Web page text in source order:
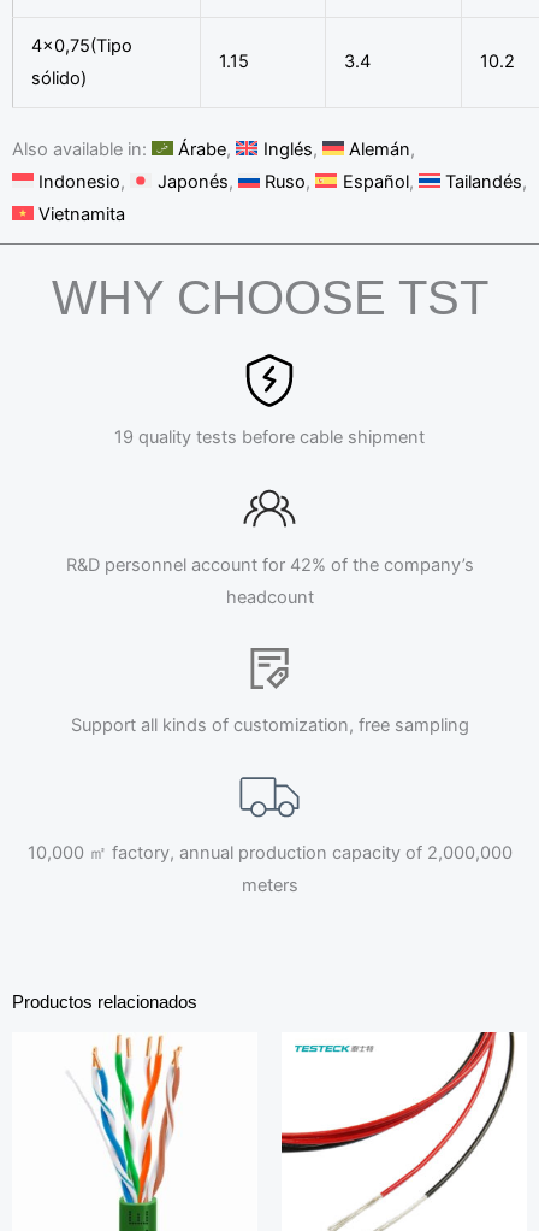
4×0,75(Tipo
sólido)
1.15 3.4 10.2
Also available in: Árabe Inglés
Alemán
Indonesio
Japonés Ruso Español
Tailandés
Vietnamita
WHY CHOOSE TST
19 quality tests before cable shipment
R&D personnel account for 42% of the company’s
headcount
Support all kinds of customization, free sampling
10,000 ㎡ factory, annual production capacity of 2,000,000
meters
Productos relacionados